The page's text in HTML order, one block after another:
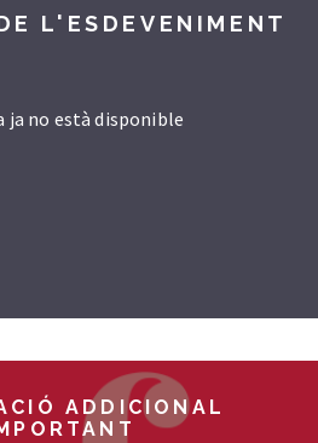
L'ESDEVENIMENT
ja no està disponible
ADDICIONAL